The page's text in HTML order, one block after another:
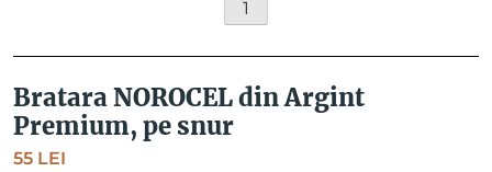
1
Bratara NOROCEL din Argint
Premium, pe snur
55 LEI